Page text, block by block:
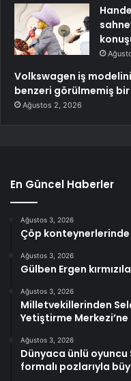
Volkswagen iş
benzeri görülmemiş bir
Ağustos 2, 2026
En Güncel Haberler
Ağustos 3, 2026
Çöp
Ağustos 3, 2026
Gülben Ergen
Ağustos 3, 2026
Milletvekillerinden
Yetiştirme
Ağustos 3, 2026
Dünyaca ünlü
formalı pozlarıyla